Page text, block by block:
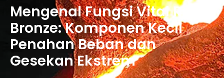
Mengenal Fungsi Vital Ring
Bronze: Komponen Kecil
Penahan Beban dan
Gesekan Ekstrem